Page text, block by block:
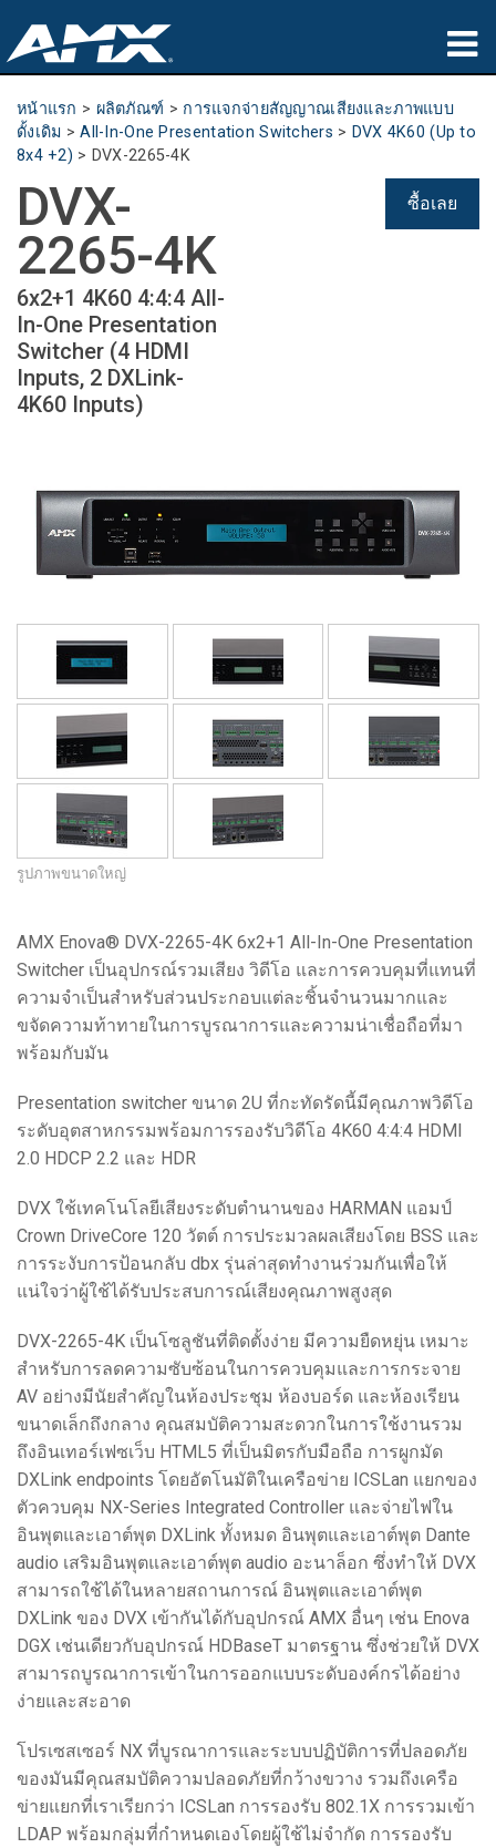
ผลิตภัณฑ์
การประยุกต์ใช้
Partners
ที่ซื้อสินค้า
การฝึกอบรม
การสนับสนุน
เกี่ยวกับ
ภาษา/ภูมิภาค
หน้าแรก > ผลิตภัณฑ์ > การแจกจ่ายสัญญาณเสียงและภาพแบบ
ดั้งเดิม >All-In-One Presentation Switchers > DVX 4K60 (Up to
8x4 +2) > DVX-2265-4K
DVX-
2265-4K
6x2+1 4K60 4:4:4 All-
In-One Presentation
Switcher (4 HDMI
Inputs, 2 DXLink-
4K60 Inputs)
ซื้อเลย
รูปภาพขนาดใหญ่
AMX Enova® DVX-2265-4K 6x2+1 All-In-One Presentation
Switcher เป็นอุปกรณ์รวมเสียง วิดีโอ และการควบคุมที่แทนที่
ความจำเป็นสำหรับส่วนประกอบแต่ละชิ้นจำนวนมากและ
ขจัดความท้าทายในการบูรณาการและความน่าเชื่อถือที่มา
พร้อมกับมัน
Presentation switcher ขนาด 2U ที่กะทัดรัดนี้มีคุณภาพวิดีโอ
ระดับอุตสาหกรรมพร้อมการรองรับวิดีโอ 4K60 4:4:4 HDMI
2.0 HDCP 2.2 และ HDR
DVX ใช้เทคโนโลยีเสียงระดับตำนานของ HARMAN แอมป์
Crown DriveCore 120 วัตต์ การประมวลผลเสียงโดย BSS และ
การระงับการป้อนกลับ dbx รุ่นล่าสุดทำงานร่วมกันเพื่อให้
แน่ใจว่าผู้ใช้ได้รับประสบการณ์เสียงคุณภาพสูงสุด
DVX-2265-4K เป็นโซลูชันที่ติดตั้งง่าย มีความยืดหยุ่น เหมาะ
สำหรับการลดความซับซ้อนในการควบคุมและการกระจาย
AV อย่างมีนัยสำคัญในห้องประชุม ห้องบอร์ด และห้องเรียน
ขนาดเล็กถึงกลาง คุณสมบัติความสะดวกในการใช้งานรวม
ถึงอินเทอร์เฟซเว็บ HTML5 ที่เป็นมิตรกับมือถือ การผูกมัด
DXLink endpoints โดยอัตโนมัติในเครือข่าย ICSLan แยกของ
ตัวควบคุม NX-Series Integrated Controller และจ่ายไฟใน
อินพุตและเอาต์พุต DXLink ทั้งหมด อินพุตและเอาต์พุต Dante
audio เสริมอินพุตและเอาต์พุต audio อะนาล็อก ซึ่งทำให้ DVX
สามารถใช้ได้ในหลายสถานการณ์ อินพุตและเอาต์พุต
DXLink ของ DVX เข้ากันได้กับอุปกรณ์ AMX อื่นๆ เช่น Enova
DGX เช่นเดียวกับอุปกรณ์ HDBaseT มาตรฐาน ซึ่งช่วยให้ DVX
สามารถบูรณาการเข้าในการออกแบบระดับองค์กรได้อย่าง
ง่ายและสะอาด
โปรเซสเซอร์ NX ที่บูรณาการและระบบปฏิบัติการที่ปลอดภัย
ของมันมีคุณสมบัติความปลอดภัยที่กว้างขวาง รวมถึงเครือ
ข่ายแยกที่เราเรียกว่า ICSLan การรองรับ 802.1X การรวมเข้า
LDAP พร้อมกลุ่มที่กำหนดเองโดยผู้ใช้ไม่จำกัด การรองรับ